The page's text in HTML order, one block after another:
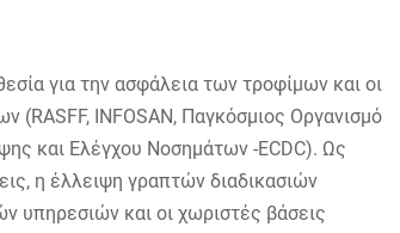
για την ασφάλεια των τροφίμων και οι
(RASFF, INFOSAN, Παγκόσμιος Οργανισμό
και Ελέγχου Νοσημάτων -ECDC). Ως
η έλλειψη γραπτών διαδικασιών
υπηρεσιών και οι χωριστές βάσεις